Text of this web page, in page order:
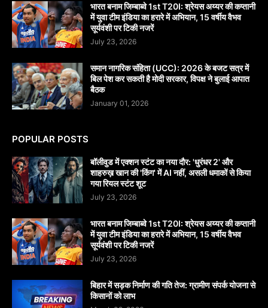
भारत बनाम जिम्बाब्वे 1st T20I: श्रेयस अय्यर की कप्तानी
में युवा टीम इंडिया का हरारे में अभियान, 15 वर्षीय वैभव
सूर्यवंशी पर टिकी नजरें
July 23, 2026
समान नागरिक संहिता (UCC): 2026 के बजट सत्र में
बिल पेश कर सकती है मोदी सरकार, विपक्ष ने बुलाई आपात
बैठक
January 01, 2026
POPULAR POSTS
बॉलीवुड में एक्शन स्टंट का नया दौर: 'धुरंधर 2' और
शाहरुख़ खान की 'किंग' में AI नहीं, असली धमाकों से किया
गया रियल स्टंट शूट
July 23, 2026
भारत बनाम जिम्बाब्वे 1st T20I: श्रेयस अय्यर की कप्तानी
में युवा टीम इंडिया का हरारे में अभियान, 15 वर्षीय वैभव
सूर्यवंशी पर टिकी नजरें
July 23, 2026
बिहार में सड़क निर्माण की गति तेज: ग्रामीण संपर्क योजना से
किसानों को लाभ